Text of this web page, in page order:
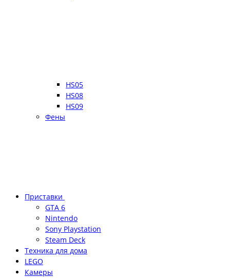
HS05
HS08
HS09
Фены
Приставки
GTA 6
Nintendo
Sony Playstation
Steam Deck
Техника для дома
LEGO
Камеры